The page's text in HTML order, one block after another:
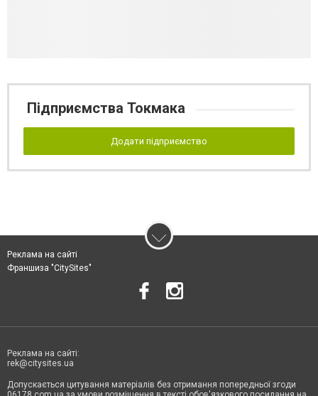
Підприємства Токмака
Додати підприємство
Реклама на сайті
Франшиза "CitySites"
Реклама на сайті:
rek@citysites.ua
Допускається цитування матеріалів без отримання попередньої згоди